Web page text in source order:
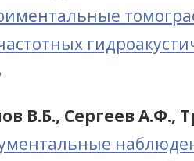
В.Б., Сергеев